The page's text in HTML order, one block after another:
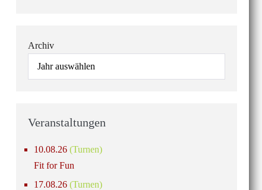
Archiv
Veranstaltungen
10.08.26 (Turnen)
Fit for Fun
17.08.26 (Turnen)